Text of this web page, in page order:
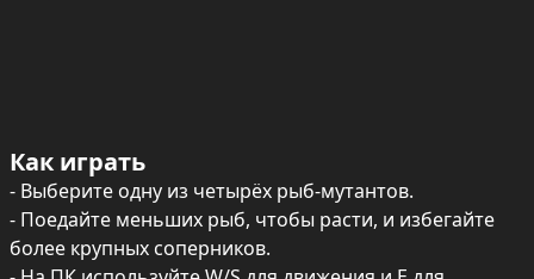
Как играть
- Выберите одну из четырёх рыб-мутантов.
- Поедайте меньших рыб, чтобы расти, и избегайте
более крупных соперников.